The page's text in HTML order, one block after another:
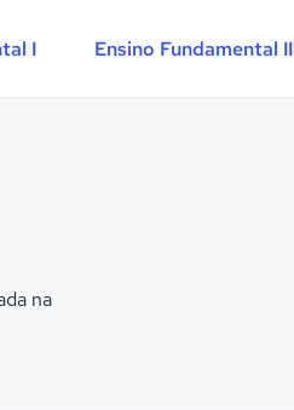
I Ensino Fundamental II
na